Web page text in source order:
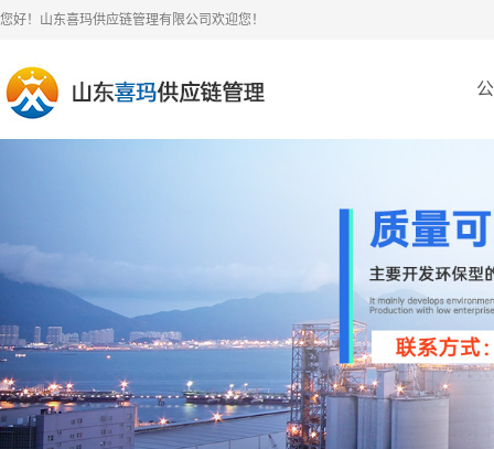
您好！山东喜玛供应链管理有限公司欢迎您！